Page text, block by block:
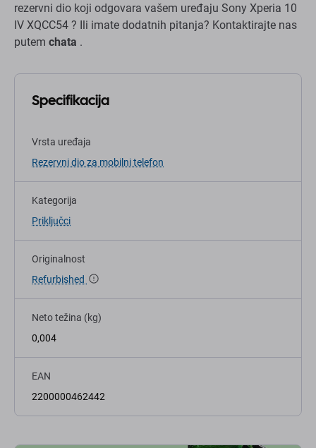
rezervni dio koji odgovara vašem uređaju Sony Xperia 10
IV XQCC54 ? Ili imate dodatnih pitanja? Kontaktirajte nas
putem chata .
Specifikacija
Vrsta uređaja
Rezervni dio za mobilni telefon
Kategorija
Priključci
Originalnost
Refurbished
Neto težina (kg)
0,004
EAN
2200000462442